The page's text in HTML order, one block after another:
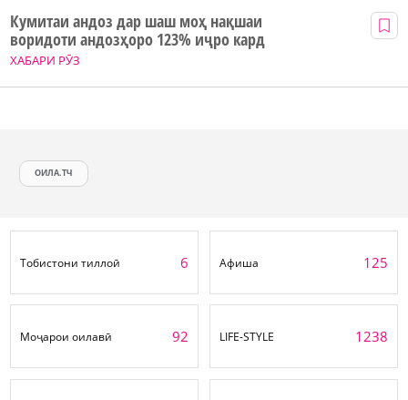
ХАБАРИ РӮЗ
Кумитаи андоз дар шаш моҳ нақшаи
воридоти андозҳоро 123% иҷро кард
ОИЛА.ТЧ
Тобистони тиллоӣ 6 Афиша 125
Моҷарои оилавӣ 92 LIFE-STYLE 1238